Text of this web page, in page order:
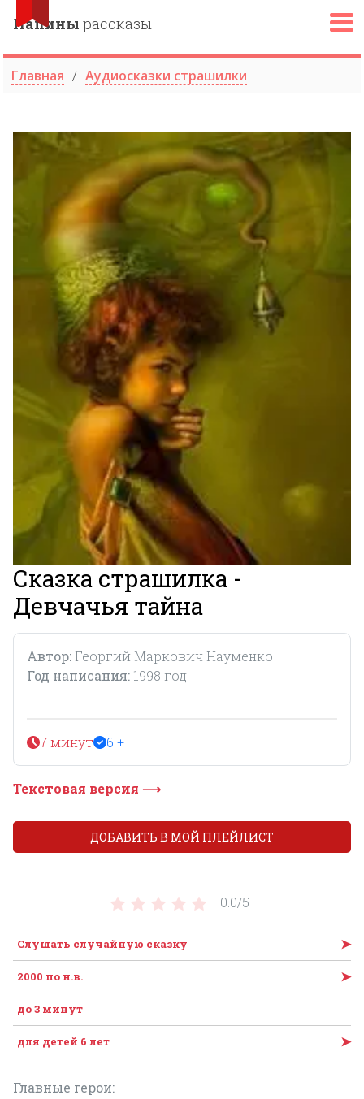
Папины рассказы
Главная Аудиосказки страшилки
Сказка страшилка -
Девчачья тайна
Автор: Георгий Маркович Науменко
Год написания: 1998 год
7 минут 6 +
Текстовая версия ⟶
0.0/5
Слушать случайную сказку ➤
2000 по н.в. ➤
до 3 минут
для детей 6 лет ➤
Главные герои:
ДОБАВИТЬ В МОЙ ПЛЕЙЛИСТ